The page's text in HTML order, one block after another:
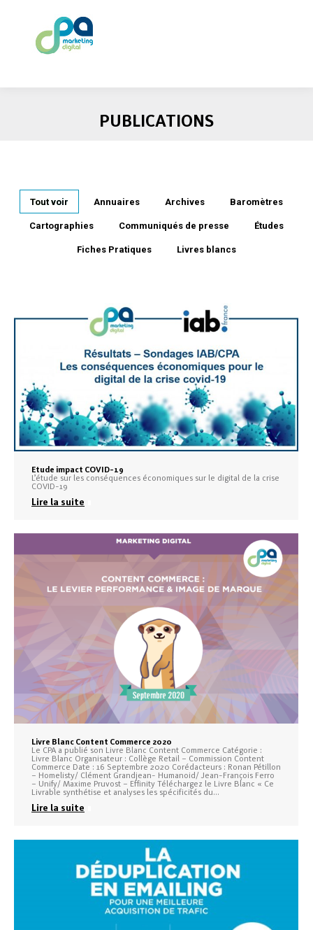
PUBLICATIONS
Tout voir Annuaires Archives Baromètres
Cartographies Communiqués de presse Études
Fiches Pratiques Livres blancs
Etude impact COVID-19
L’étude sur les conséquences économiques sur le digital de la crise
COVID-19
Lire la suite
Livre Blanc Content Commerce 2020
Le CPA a publié son Livre Blanc Content Commerce Catégorie :
Livre Blanc Organisateur : Collège Retail – Commission Content
Commerce Date : 16 Septembre 2020 Corédacteurs : Ronan Pétillon
– Homelisty/ Clément Grandjean- Humanoid/ Jean-François Ferro
– Unify/ Maxime Pruvost – Effinity Téléchargez le Livre Blanc « Ce
Livrable synthétise et analyses les spécificités du…
Lire la suite